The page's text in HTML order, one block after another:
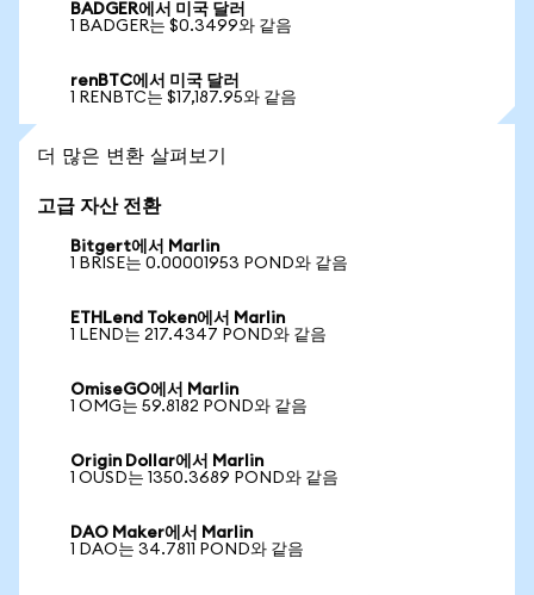
BADGER에서 미국 달러
1 BADGER는 $0.3499와 같음
renBTC에서 미국 달러
1 RENBTC는 $17,187.95와 같음
더 많은 변환 살펴보기
고급 자산 전환
Bitgert에서 Marlin
1 BRISE는 0.00001953 POND와 같음
ETHLend Token에서 Marlin
1 LEND는 217.4347 POND와 같음
OmiseGO에서 Marlin
1 OMG는 59.8182 POND와 같음
Origin Dollar에서 Marlin
1 OUSD는 1350.3689 POND와 같음
DAO Maker에서 Marlin
1 DAO는 34.7811 POND와 같음